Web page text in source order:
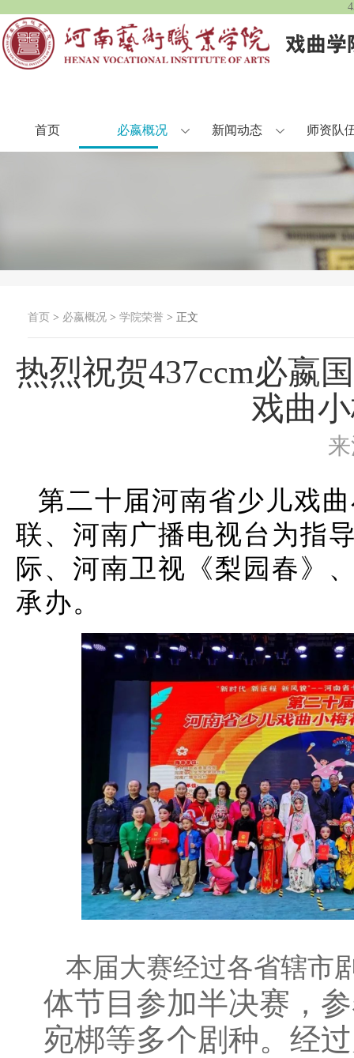
首页 必嬴概况 新闻动态 师资队
首页 > 必嬴概况 > 学院荣誉 > 正文
热烈祝贺437ccm必嬴
戏曲
第二十届河南省少儿戏
联、河南广播电视台为指
际、河南卫视《梨园春》
承办。
本届大赛经过各省辖市
体节目参加半决赛，
宛梆等多个剧种。经